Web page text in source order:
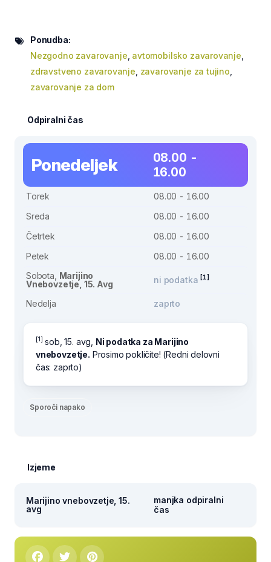
Ponudba:
Nezgodno zavarovanje avtomobilsko zavarovanje
zdravstveno zavarovanje zavarovanje za tujino
zavarovanje za dom
Odpiralni čas
Ponedeljek
08.00 -
16.00
Torek
08.00 - 16.00
Sreda
08.00 - 16.00
Četrtek
08.00 - 16.00
Petek
08.00 - 16.00
Sobota, Marijino
Vnebovzetje, 15. Avg
ni podatka [1]
Nedelja zaprto
[1] sob, 15. avg, Ni podatka za Marijino
vnebovzetje. Prosimo pokličite! (Redni delovni
čas: zaprto)
Sporoči napako
Izjeme
Marijino vnebovzetje, 15.
avg
manjka odpiralni
čas